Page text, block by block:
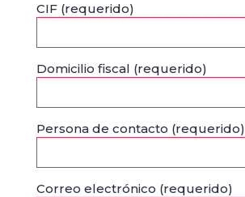
CIF (requerido)
Domicilio fiscal (requerido)
Persona de contacto (requerido)
Correo electrónico (requerido)